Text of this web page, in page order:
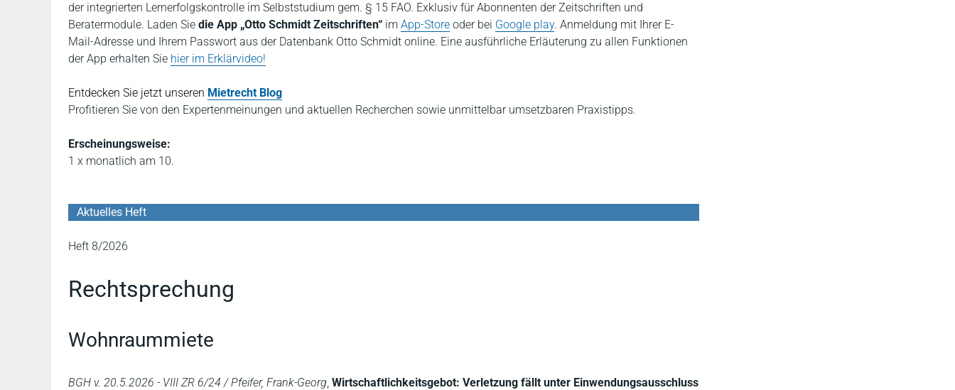
der integrierten Lernerfolgskontrolle im Selbststudium gem. § 15 FAO. Exklusiv für Abonnenten der Zeitschriften und
Beratermodule. Laden Sie die App „Otto Schmidt Zeitschriften“ im App-Store oder bei Google play. Anmeldung mit Ihrer E-
Mail-Adresse und Ihrem Passwort aus der Datenbank Otto Schmidt online. Eine ausführliche Erläuterung zu allen Funktionen
der App erhalten Sie hier im Erklärvideo!
Entdecken Sie jetzt unseren Mietrecht Blog
Profitieren Sie von den Expertenmeinungen und aktuellen Recherchen sowie unmittelbar umsetzbaren Praxistipps.
Erscheinungsweise:
1 x monatlich am 10.
Aktuelles Heft
Heft 8/2026
Rechtsprechung
Wohnraummiete
BGH v. 20.5.2026 - VIII ZR 6/24 / Pfeifer, Frank-Georg, Wirtschaftlichkeitsgebot: Verletzung fällt unter Einwendungsausschluss